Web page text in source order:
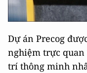
Dự án Precog
nghiệm trực quan
trí thông minh